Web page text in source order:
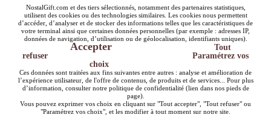
NostalGift.com et des tiers sélectionnés, notamment des partenaires statistiques,
utilisent des cookies ou des technologies similaires. Les cookies nous permettent
d’accéder, d’analyser et de stocker des informations telles que les caractéristiques de
votre terminal ainsi que certaines données personnelles (par exemple : adresses IP,
données de navigation, d’utilisation ou de géolocalisation, identifiants uniques).
Accepter
Tout
refuser
Paramétrez vos
choix
Ces données sont traitées aux fins suivantes entre autres : analyse et amélioration de
l’expérience utilisateur, de l'offre de contenus, de produits et de services... Pour plus
d’information, consulter notre politique de confidentialité (lien dans nos pieds de
page).
Vous pouvez exprimer vos choix en cliquant sur "Tout accepter", "Tout refuser" ou
"Paramétrez vos choix", et les modifier à tout moment sur notre site.